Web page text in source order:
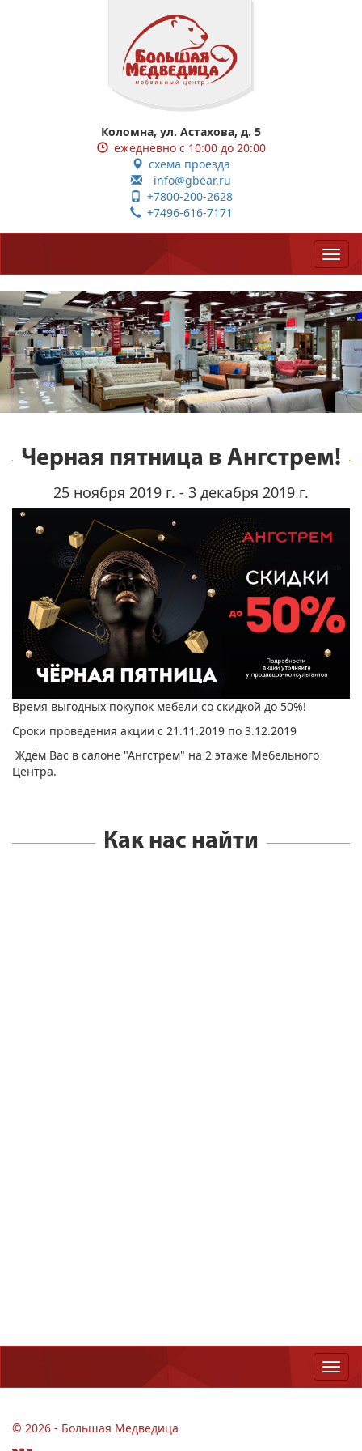
Коломна, ул. Астахова, д. 5
ежедневно с 10:00 до 20:00
схема проезда
info@gbear.ru
+7800-200-2628
+7496-616-7171
Черная пятница в Ангстрем!
25 ноября 2019 г. - 3 декабря 2019 г.
Время выгодных покупок мебели со скидкой до 50%!
Сроки проведения акции с 21.11.2019 по 3.12.2019
Ждём Вас в салоне "Ангстрем" на 2 этаже Мебельного
Центра.
Как нас найти
© 2026 - Большая Медведица